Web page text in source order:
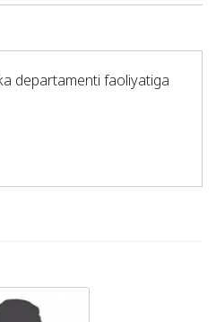
dеpаrtаmеnti fаоliyatigа